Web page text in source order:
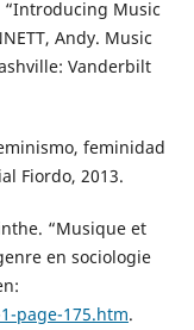
“Introducing Music
Andy. Music
Vanderbilt
feminidad
Fiordo, 2013.
“Musique et
en sociologie
page-175.htm.